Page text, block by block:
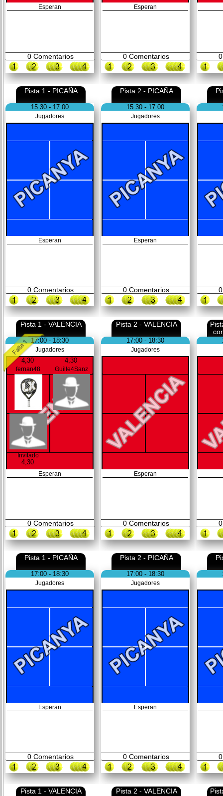
Esperan
0Comentarios
Esperan
0Comentarios 0
Pista 1 - PICAÑA
15:30 - 17:00
Jugadores
Esperan
0Comentarios
Pista 2 - PICAÑA
15:30 - 17:00
Jugadores
Esperan
0Comentarios 0
Pista 1 - VALENCIA
17:00 - 18:30
Jugadores
4,30
fernan48
4,30
Guille4Sanz
Invitado
4,30
Esperan
0Comentarios
Pista 2 - VALENCIA
17:00 - 18:30
Jugadores
Esperan
0Comentarios 0
Pista 1 - PICAÑA
17:00 - 18:30
Jugadores
Esperan
0Comentarios
Pista 2 - PICAÑA
17:00 - 18:30
Jugadores
Esperan
0Comentarios 0
Pista 1 - VALENCIA Pista 2 - VALENCIA